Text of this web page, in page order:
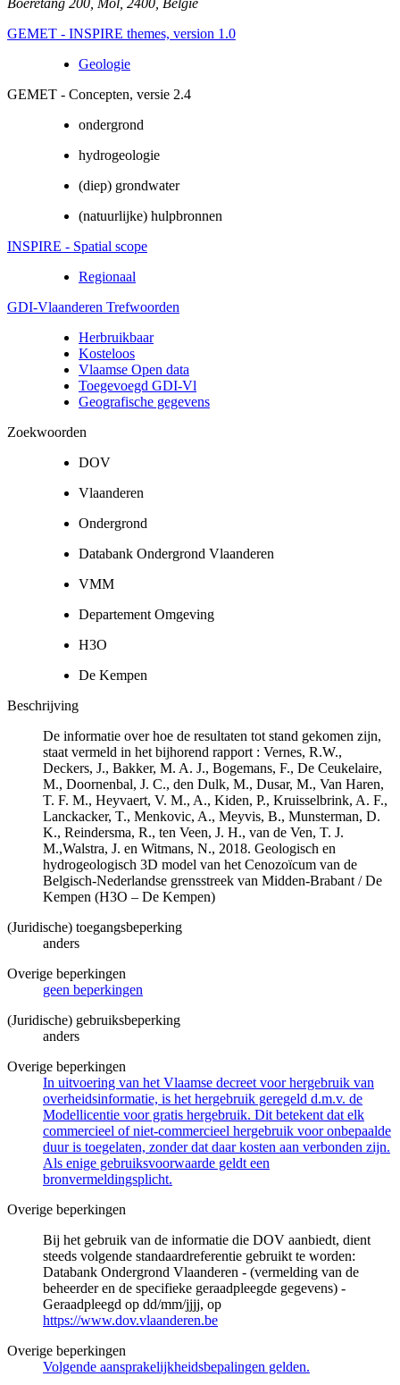
GEMET - INSPIRE themes, version 1.0
Geologie
GEMET - Concepten, versie 2.4
ondergrond
hydrogeologie
(diep) grondwater
(natuurlijke) hulpbronnen
INSPIRE - Spatial scope
Regionaal
GDI-Vlaanderen Trefwoorden
Herbruikbaar
Kosteloos
Vlaamse Open data
Toegevoegd GDI-Vl
Geografische gegevens
Zoekwoorden
DOV
Vlaanderen
Ondergrond
Databank Ondergrond Vlaanderen
VMM
Departement Omgeving
H3O
De Kempen
Beschrijving
De informatie over hoe de resultaten tot stand gekomen zijn,
staat vermeld in het bijhorend rapport : Vernes, R.W.,
Deckers, J., Bakker, M. A. J., Bogemans, F., De Ceukelaire,
M., Doornenbal, J. C., den Dulk, M., Dusar, M., Van Haren,
T. F. M., Heyvaert, V. M., A., Kiden, P., Kruisselbrink, A. F.,
Lanckacker, T., Menkovic, A., Meyvis, B., Munsterman, D.
K., Reindersma, R., ten Veen, J. H., van de Ven, T. J.
M.,Walstra, J. en Witmans, N., 2018. Geologisch en
hydrogeologisch 3D model van het Cenozoïcum van de
Belgisch-Nederlandse grensstreek van Midden-Brabant / De
Kempen (H3O – De Kempen)
(Juridische) toegangsbeperking
anders
Overige beperkingen
geen beperkingen
(Juridische) gebruiksbeperking
anders
Overige beperkingen
In uitvoering van het Vlaamse decreet voor hergebruik van
overheidsinformatie, is het hergebruik geregeld d.m.v. de
Modellicentie voor gratis hergebruik. Dit betekent dat elk
commercieel of niet-commercieel hergebruik voor onbepaalde
duur is toegelaten, zonder dat daar kosten aan verbonden zijn.
Als enige gebruiksvoorwaarde geldt een
bronvermeldingsplicht.
Overige beperkingen
Bij het gebruik van de informatie die DOV aanbiedt, dient
steeds volgende standaardreferentie gebruikt te worden:
Databank Ondergrond Vlaanderen - (vermelding van de
beheerder en de specifieke geraadpleegde gegevens) -
Geraadpleegd op dd/mm/jjjj, op
https://www.dov.vlaanderen.be
Overige beperkingen
Volgende aansprakelijkheidsbepalingen gelden.